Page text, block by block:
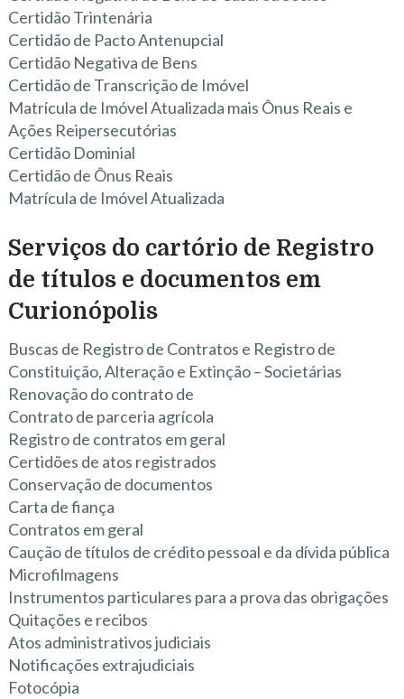
Certidão Trintenária
Certidão de Pacto Antenupcial
Certidão Negativa de Bens
Certidão de Transcrição de Imóvel
Matrícula de Imóvel Atualizada mais Ônus Reais e
Ações Reipersecutórias
Certidão Dominial
Certidão de Ônus Reais
Matrícula de Imóvel Atualizada
Serviços do cartório de Registro
de títulos e documentos em
Curionópolis
Buscas de Registro de Contratos e Registro de
Constituição, Alteração e Extinção – Societárias
Renovação do contrato de
Contrato de parceria agrícola
Registro de contratos em geral
Certidões de atos registrados
Conservação de documentos
Carta de fiança
Contratos em geral
Caução de títulos de crédito pessoal e da dívida pública
Microfilmagens
Instrumentos particulares para a prova das obrigações
Quitações e recibos
Atos administrativos judiciais
Notificações extrajudiciais
Fotocópia